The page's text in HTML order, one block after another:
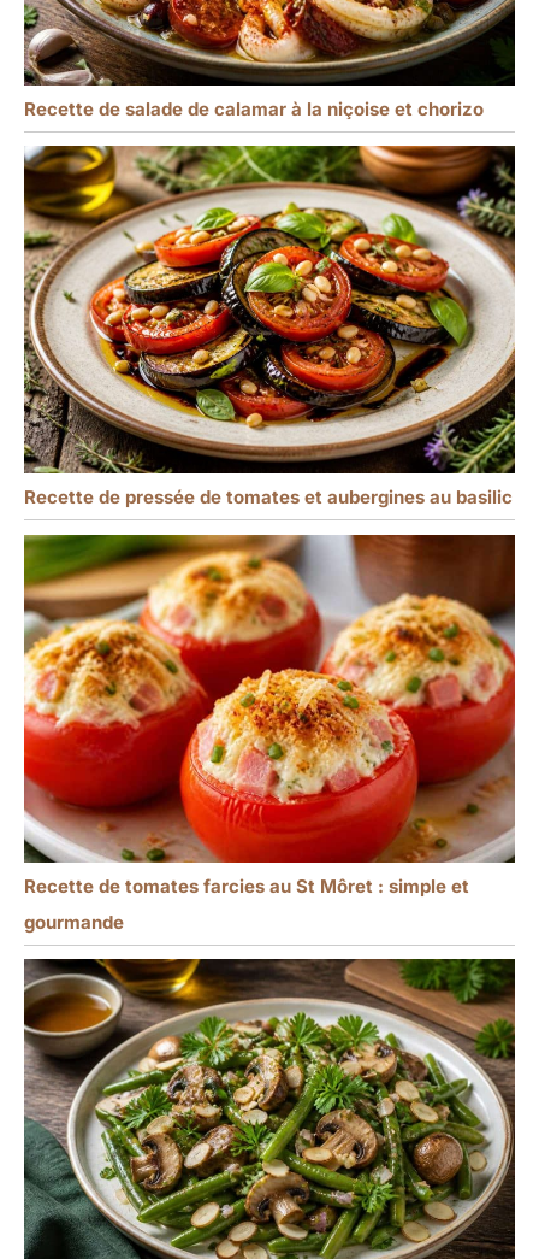
Recette de salade de calamar à la niçoise et chorizo
Recette de pressée de tomates et aubergines au basilic
Recette de tomates farcies au St Môret : simple et
gourmande